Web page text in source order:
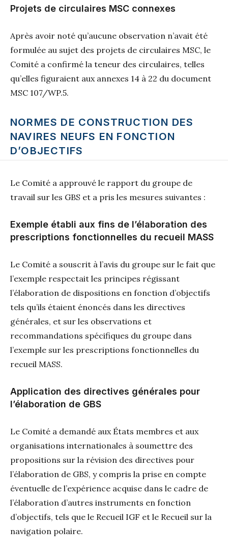
Projets de circulaires MSC connexes
Après avoir noté qu’aucune observation n’avait été
formulée au sujet des projets de circulaires MSC, le
Comité a confirmé la teneur des circulaires, telles
qu’elles figuraient aux annexes 14 à 22 du document
MSC 107/WP.5.
NORMES DE CONSTRUCTION DES
NAVIRES NEUFS EN FONCTION
D’OBJECTIFS
Le Comité a approuvé le rapport du groupe de
travail sur les GBS et a pris les mesures suivantes :
Exemple établi aux fins de l’élaboration des
prescriptions fonctionnelles du recueil MASS
Le Comité a souscrit à l’avis du groupe sur le fait que
l’exemple respectait les principes régissant
l’élaboration de dispositions en fonction d’objectifs
tels qu’ils étaient énoncés dans les directives
générales, et sur les observations et
recommandations spécifiques du groupe dans
l’exemple sur les prescriptions fonctionnelles du
recueil MASS.
Application des directives générales pour
l’élaboration de GBS
Le Comité a demandé aux États membres et aux
organisations internationales à soumettre des
propositions sur la révision des directives pour
l’élaboration de GBS, y compris la prise en compte
éventuelle de l’expérience acquise dans le cadre de
l’élaboration d’autres instruments en fonction
d’objectifs, tels que le Recueil IGF et le Recueil sur la
navigation polaire.